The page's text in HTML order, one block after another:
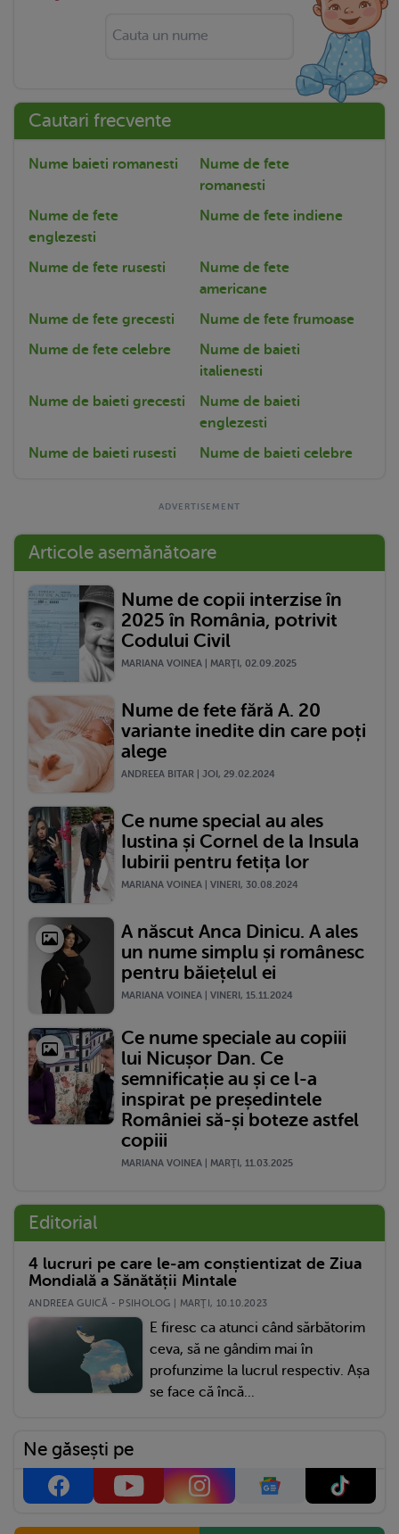
Cautari frecvente
Nume baieti romanesti
Nume de fete
romanesti
Nume de fete
englezesti
Nume de fete indiene
Nume de fete rusesti
Nume de fete
americane
Nume de fete grecesti
Nume de fete frumoase
Nume de fete celebre
Nume de baieti
italienesti
Nume de baieti grecesti
Nume de baieti
englezesti
Nume de baieti rusesti
Nume de baieti celebre
Articole asemănătoare
Nume de copii interzise în
2025 în România, potrivit
Codului Civil
MARIANA VOINEA | MARŢI, 02.09.2025
Nume de fete fără A. 20
variante inedite din care poți
alege
ANDREEA BITAR | JOI, 29.02.2024
Ce nume special au ales
Iustina și Cornel de la Insula
Iubirii pentru fetița lor
MARIANA VOINEA | VINERI, 30.08.2024
A născut Anca Dinicu. A ales
un nume simplu și românesc
pentru băiețelul ei
MARIANA VOINEA | VINERI, 15.11.2024
Ce nume speciale au copiii
lui Nicușor Dan. Ce
semnificație au și ce l-a
inspirat pe președintele
României să-și boteze astfel
copiii
MARIANA VOINEA | MARŢI, 11.03.2025
Editorial
4 lucruri pe care le-am conștientizat de Ziua
Mondială a Sănătății Mintale
ANDREEA GUICĂ - PSIHOLOG | MARŢI, 10.10.2023
E firesc ca atunci când sărbătorim
ceva, să ne gândim mai în
profunzime la lucrul respectiv. Așa
se face că încă...
Ne găsești pe